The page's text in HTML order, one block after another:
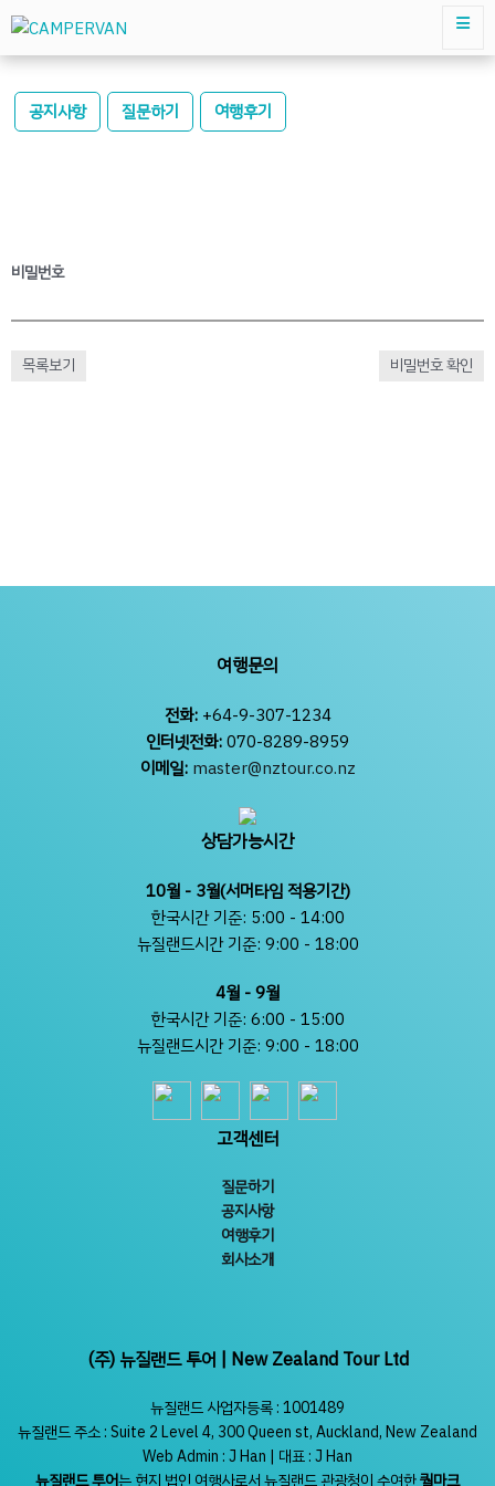
공지사항 질문하기 여행후기
비밀번호
목록보기 비밀번호 확인
(주) 뉴질랜드 투어 | New Zealand Tour Ltd
뉴질랜드 사업자등록 : 1001489
뉴질랜드 주소 : Suite 2 Level 4, 300 Queen st, Auckland, New Zealand
Web Admin : J Han | 대표 : J Han
뉴질랜드 투어는 현지 법인 여행사로서 뉴질랜드 관광청이 수여한퀄마크
여행문의
전화:+64-9-307-1234
인터넷전화:070-8289-8959
이메일: master@nztour.co.nz
상담가능시간
10월 - 3월(서머타임 적용기간)
한국시간 기준: 5:00 - 14:00
뉴질랜드시간 기준: 9:00 - 18:00
4월 - 9월
한국시간 기준: 6:00 - 15:00
뉴질랜드시간 기준: 9:00 - 18:00
고객센터
질문하기
공지사항
여행후기
회사소개